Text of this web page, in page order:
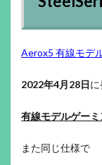
Aerox5 有線モデ
2022年4月28日
有線モデルゲー
また同じ仕様で